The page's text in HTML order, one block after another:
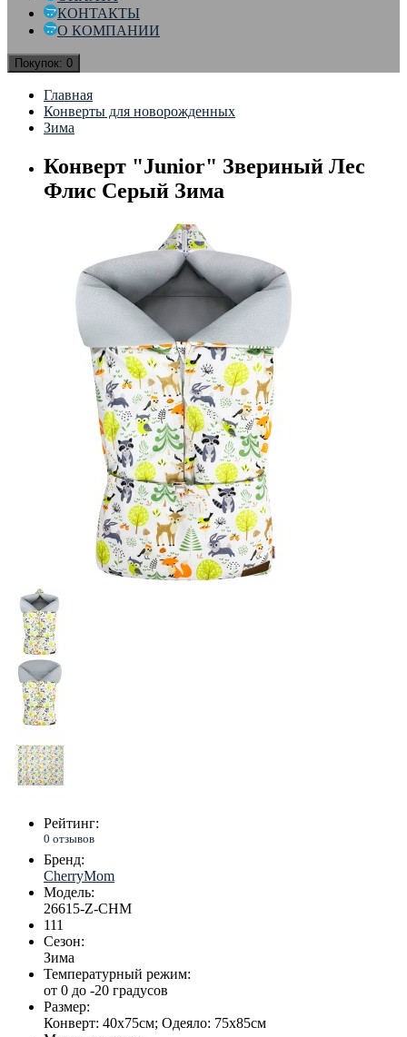
КОНТАКТЫ
О КОМПАНИИ
Покупок: 0
Главная
Конверты для новорожденных
Зима
Конверт "Junior" Звериный Лес
Флис Серый Зима
Рейтинг:
0 отзывов
Бренд:
CherryMom
Модель:
26615-Z-CHM
111
Сезон:
Зима
Температурный режим:
от 0 до -20 градусов
Размер:
Конверт: 40х75см; Одеяло: 75х85см